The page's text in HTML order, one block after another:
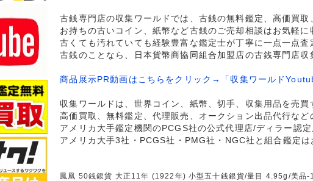
古銭専門店の収集ワールドでは、古銭の無料鑑定、高価買取
お持ちの古いコイン、紙幣など古銭のご売却相談はお気軽に
古くても汚れていても経験豊富な鑑定士が丁寧に一点一点査
古銭のことなら、日本貨幣商協同組合加盟店の古銭専門店収
商品展示PR動画はこちらをクリック→「収集ワールド
収集ワールドは、世界コイン、紙幣、切手、収集用品を売買
高価買取、無料鑑定、代理販売、オークション出品代行など
アメリカ大手鑑定機関のPCGS社の公式代理店/ディラー認定
アメリカ大手3社・PCGS社・PMG社・NGC社と組合鑑定は
鳳凰 50銭銀貨 大正11年 (1922年) 小型五十銭銀貨/量目 4.95g/美品-